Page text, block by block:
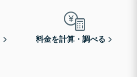
料金を計算・調べる